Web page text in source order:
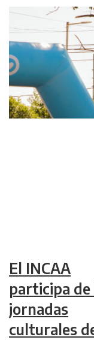
El INCAA
participa de
jornadas
culturales